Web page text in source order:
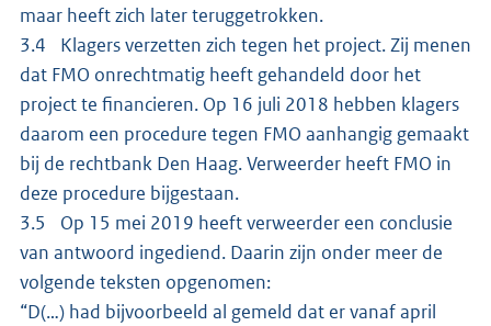
maar heeft zich later teruggetrokken.
3.4 Klagers verzetten zich tegen het project. Zij menen
dat FMO onrechtmatig heeft gehandeld door het
project te financieren. Op 16 juli 2018 hebben klagers
daarom een procedure tegen FMO aanhangig gemaakt
bij de rechtbank Den Haag. Verweerder heeft FMO in
deze procedure bijgestaan.
3.5 Op 15 mei 2019 heeft verweerder een conclusie
van antwoord ingediend. Daarin zijn onder meer de
volgende teksten opgenomen:
“D(…) had bijvoorbeeld al gemeld dat er vanaf april